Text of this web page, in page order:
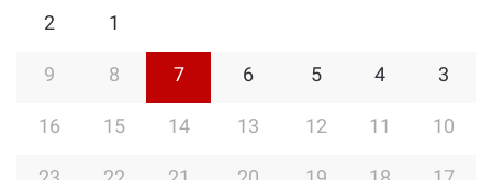
1
2
3
4
5
6
7
8
9
10
11
12
13
14
15
16